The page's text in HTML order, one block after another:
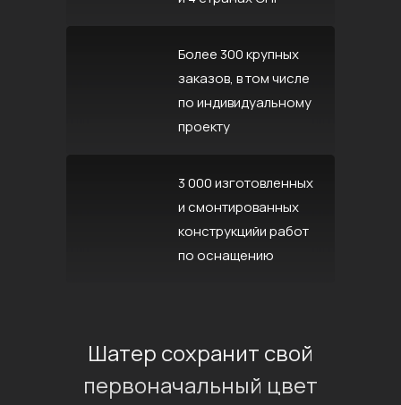
Более 300 крупных
заказов, в том числе
по индивидуальному
проекту
3 000 изготовленных
и смонтированных
конструкцийи работ
по оснащению
Шатер сохранит свой
первоначальный цвет